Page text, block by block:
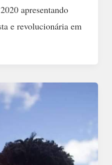
apresentando
e revolucionária em